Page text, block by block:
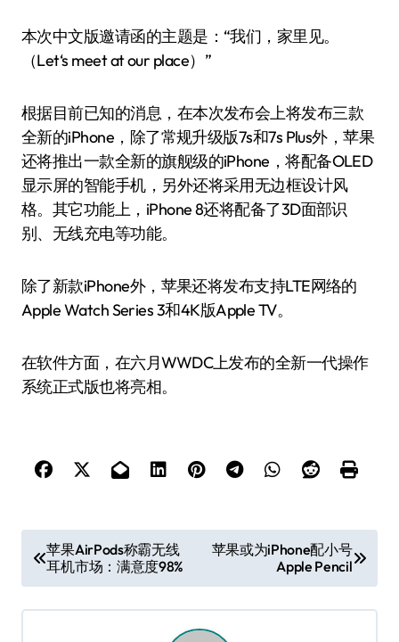
本次中文版邀请函的主题是：“我们，家里见。
（Let‘s meet at our place）”
根据目前已知的消息，在本次发布会上将发布三款
全新的iPhone，除了常规升级版7s和7s Plus外，苹果
还将推出一款全新的旗舰级的iPhone，将配备OLED
显示屏的智能手机，另外还将采用无边框设计风
格。其它功能上，iPhone 8还将配备了3D面部识
别、无线充电等功能。
除了新款iPhone外，苹果还将发布支持LTE网络的
Apple Watch Series 3和4K版Apple TV。
在软件方面，在六月WWDC上发布的全新一代操作
系统正式版也将亮相。
章
导
苹果AirPods称霸无线
耳机市场：满意度98%
苹果或为iPhone配小号
Apple Pencil